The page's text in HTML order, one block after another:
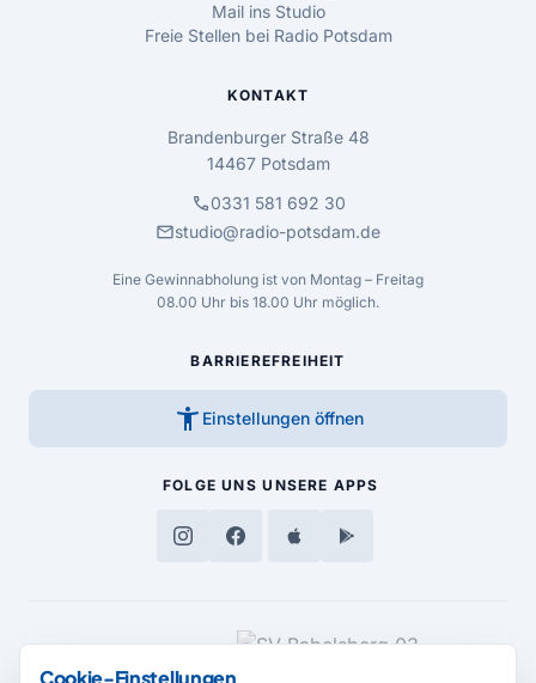
Mail ins Studio
Freie Stellen bei Radio Potsdam
KONTAKT
Brandenburger Straße 48
14467 Potsdam
call0331 581 692 30
mailstudio@radio-potsdam.de
Eine Gewinnabholung ist von Montag – Freitag
08.00 Uhr bis 18.00 Uhr möglich.
BARRIEREFREIHEIT
accessibility_new Einstellungen öffnen
FOLGE UNS UNSERE APPS
MEDIENPARTNER
Cookie-Einstellungen